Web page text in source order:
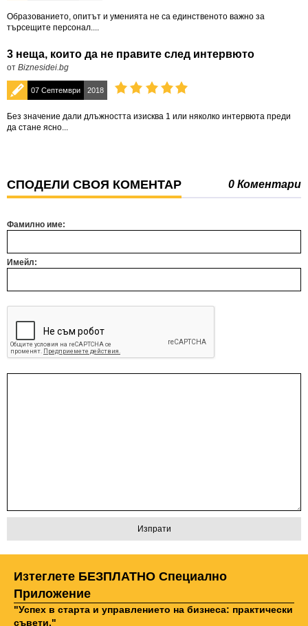
Образованието, опитът и уменията не са единственото важно за
търсещите персонал....
3 неща, които да не правите след интервюто
от Biznesidei.bg
07 Септември 2018
Без значение дали длъжността изисква 1 или няколко интервюта преди
да стане ясно...
СПОДЕЛИ СВОЯ КОМЕНТАР 0 Коментари
Фамилно име:
Имейл:
Изтеглете БЕЗПЛАТНО Специално
Приложение
"Успех в старта и управлението на бизнеса: практически
съвети."